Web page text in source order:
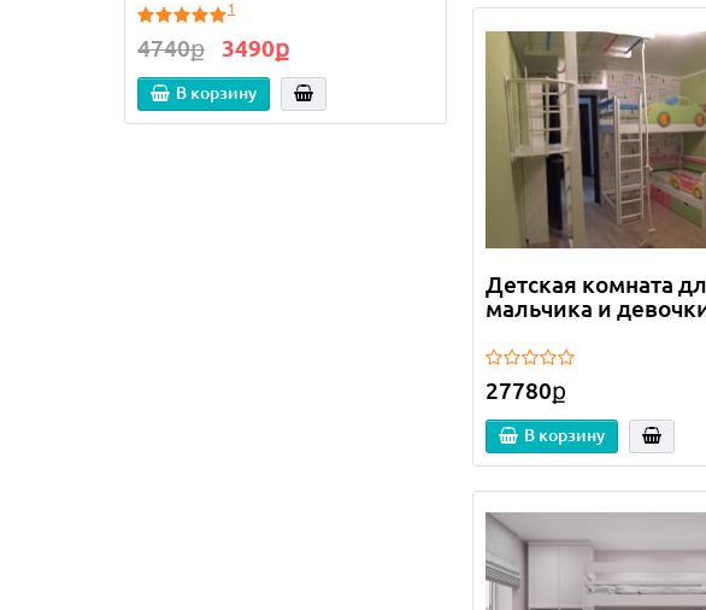
1
4740ք 3490ք
В корзину
2
16060ք 9340ք
В корзину
Детская комната
мальчика и
27780ք
В корзину